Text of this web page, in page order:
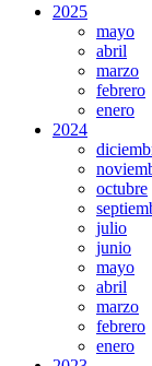
2025
mayo
abril
marzo
febrero
enero
2024
octubre
julio
junio
mayo
abril
marzo
febrero
enero